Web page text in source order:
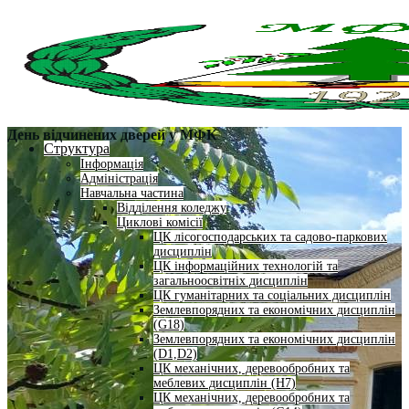
Структура
Інформація
Адміністрація
Навчальна частина
Відділення коледжу
Циклові комісії
ЦК лісогосподарських та садово-паркових
дисциплін
ЦК інформаційних технологій та
загальноосвітніх дисциплін
ЦК гуманітарних та соціальних дисциплін
Землевпорядних та економічних дисциплін
(G18)
Землевпорядних та економічних дисциплін
(D1,D2)
ЦК механічних, деревообробних та
меблевих дисциплін (H7)
ЦК механічних, деревообробних та
День відчинених дверей у МФК